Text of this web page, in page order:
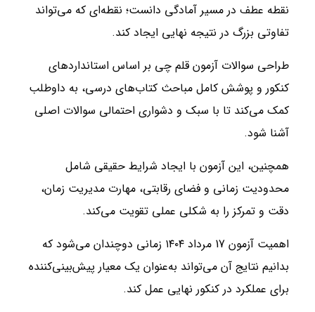
نقطه عطف در مسیر آمادگی دانست؛ نقطه‌ای که می‌تواند
تفاوتی بزرگ در نتیجه نهایی ایجاد کند.
طراحی سوالات آزمون قلم‌ چی بر اساس استانداردهای
کنکور و پوشش کامل مباحث کتاب‌های درسی، به داوطلب
کمک می‌کند تا با سبک و دشواری احتمالی سوالات اصلی
آشنا شود.
همچنین، این آزمون با ایجاد شرایط حقیقی شامل
محدودیت زمانی و فضای رقابتی، مهارت مدیریت زمان،
دقت و تمرکز را به شکلی عملی تقویت می‌کند.
اهمیت آزمون 17 مرداد ۱۴۰۴ زمانی دوچندان می‌شود که
بدانیم نتایج آن می‌تواند به‌عنوان یک معیار پیش‌بینی‌کننده
برای عملکرد در کنکور نهایی عمل کند.